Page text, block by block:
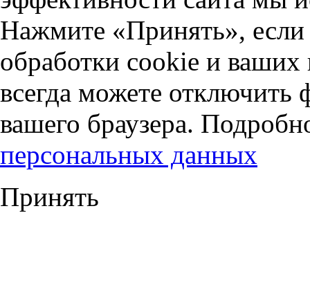
Нажмите «Принять», если
обработки cookie и
всегда можете отключить
вашего браузера.
персональных данных
Принять